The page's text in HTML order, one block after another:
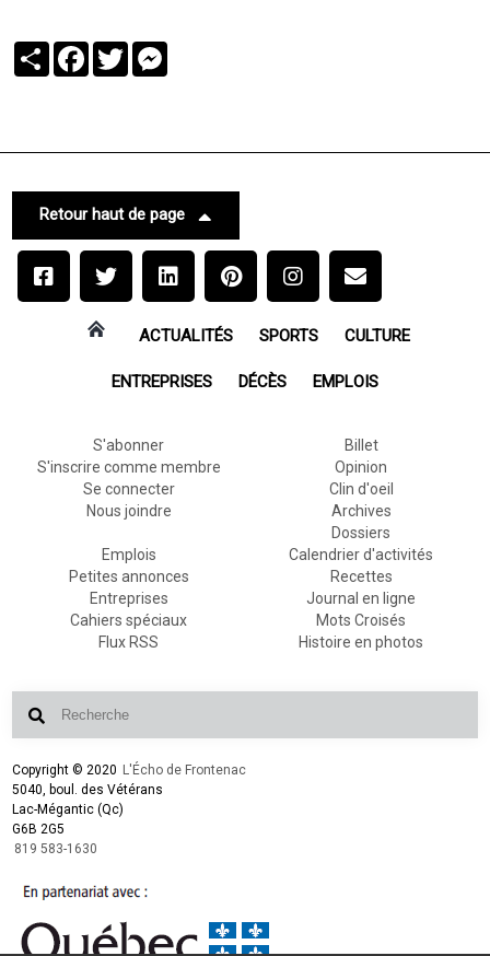
PartagerFacebook
Twitter
Retour haut de page
ACTUALITÉS SPORTS CULTURE
ENTREPRISES DÉCÈS EMPLOIS
S'abonner
S'inscrire comme membre
Se connecter
Nous joindre
Billet
Opinion
Clin d'oeil
Archives
Dossiers
Emplois
Petites annonces
Entreprises
Cahiers spéciaux
Flux RSS
Calendrier d'activités
Recettes
Journal en ligne
Mots Croisés
Histoire en photos
Copyright © 2020 L'Écho de Frontenac
5040, boul. des Vétérans
Lac-Mégantic (Qc)
G6B 2G5
819 583-1630